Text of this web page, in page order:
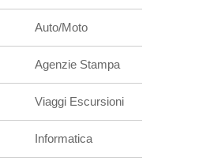
Auto/Moto
Agenzie Stampa
Viaggi Escursioni
Informatica